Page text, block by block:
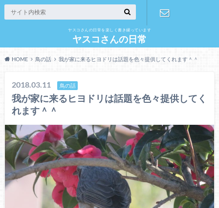
ヤスコさんの日常を楽しく書き綴っています
ヤスコさんの日常
せ
HOME 鳥の話 我が家に来るヒヨドリは話題を色々提供してくれます＾＾
2018.03.11 鳥の話
我が家に来るヒヨドリは話題を色々提供してく
れます＾＾